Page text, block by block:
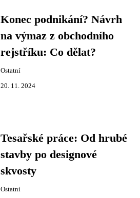
Konec podnikání? Návrh
na výmaz z obchodního
rejstříku: Co dělat?
Ostatní
20. 11. 2024
Tesařské práce: Od hrubé
stavby po designové
skvosty
Ostatní